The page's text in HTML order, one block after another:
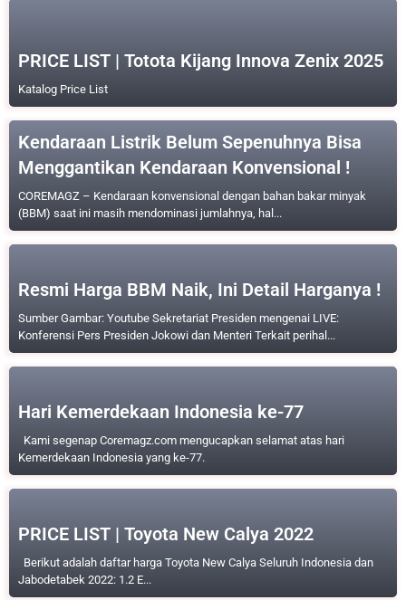
PRICE LIST | Totota Kijang Innova Zenix 2025
Katalog Price List
Kendaraan Listrik Belum Sepenuhnya Bisa
Menggantikan Kendaraan Konvensional !
COREMAGZ – Kendaraan konvensional dengan bahan bakar minyak
(BBM) saat ini masih mendominasi jumlahnya, hal...
Resmi Harga BBM Naik, Ini Detail Harganya !
Sumber Gambar: Youtube Sekretariat Presiden mengenai LIVE:
Konferensi Pers Presiden Jokowi dan Menteri Terkait perihal...
Hari Kemerdekaan Indonesia ke-77
Kami segenap Coremagz.com mengucapkan selamat atas hari
Kemerdekaan Indonesia yang ke-77.
PRICE LIST | Toyota New Calya 2022
Berikut adalah daftar harga Toyota New Calya Seluruh Indonesia dan
Jabodetabek 2022: 1.2 E...